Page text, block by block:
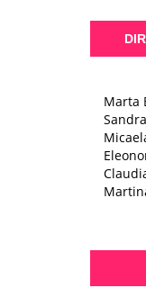
Marta